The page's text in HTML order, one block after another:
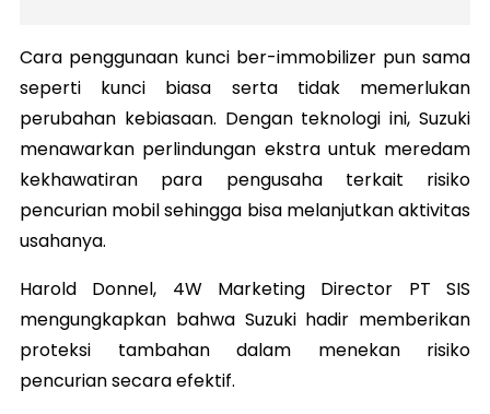
Cara penggunaan kunci ber-immobilizer pun sama
seperti kunci biasa serta tidak memerlukan
perubahan kebiasaan. Dengan teknologi ini, Suzuki
menawarkan perlindungan ekstra untuk meredam
kekhawatiran para pengusaha terkait risiko
pencurian mobil sehingga bisa melanjutkan aktivitas
usahanya.
Harold Donnel, 4W Marketing Director PT SIS
mengungkapkan bahwa Suzuki hadir memberikan
proteksi tambahan dalam menekan risiko
pencurian secara efektif.